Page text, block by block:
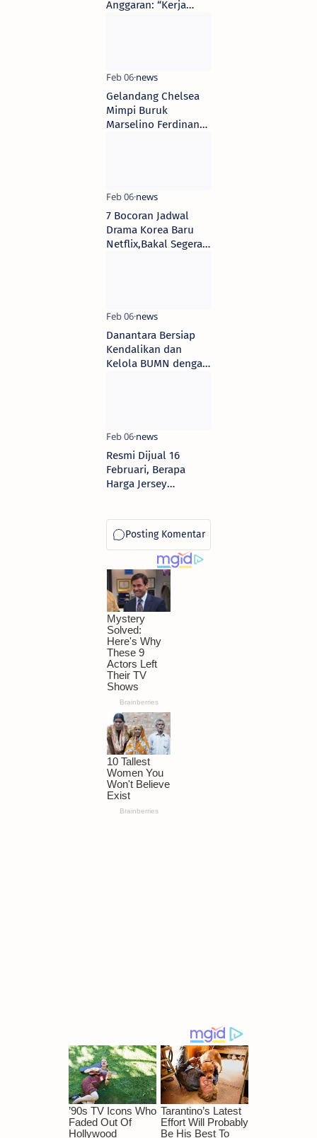
Anggaran: “Kerja
Gelandang Chelsea
Mimpi Buruk
Marselino Ferdinan
7 Bocoran Jadwal
Drama Korea Baru
Netflix,Bakal Segera
Danantara Bersiap
Kendalikan dan
Kelola BUMN dengan
Resmi Dijual 16
Februari, Berapa
Harga Jersey